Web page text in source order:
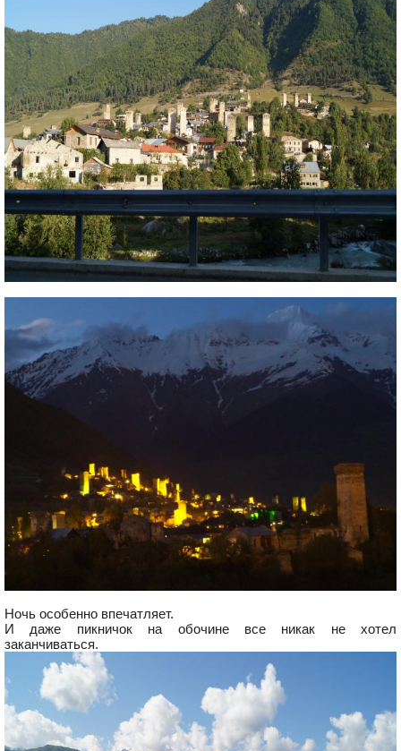
Ночь особенно впечатляет.
И даже пикничок на обочине все никак не хотел
заканчиваться.